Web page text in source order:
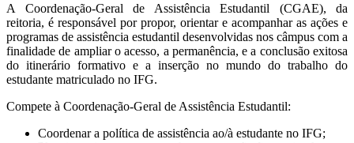
A Coordenação-Geral de Assistência Estudantil (CGAE), da
reitoria, é responsável por propor, orientar e acompanhar as ações e
programas de assistência estudantil desenvolvidas nos câmpus com a
finalidade de ampliar o acesso, a permanência, e a conclusão exitosa
do itinerário formativo e a inserção no mundo do trabalho do
estudante matriculado no IFG.
Compete à Coordenação-Geral de Assistência Estudantil:
Coordenar a política de assistência ao/à estudante no IFG;